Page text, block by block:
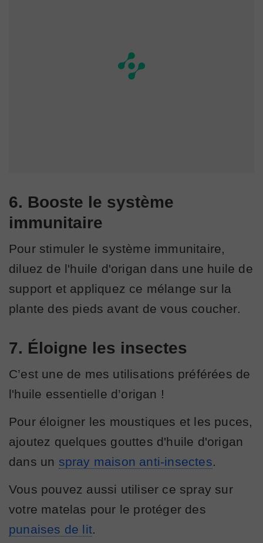
6. Booste le système
immunitaire
Pour stimuler le système immunitaire,
diluez de l'huile d'origan dans une huile de
support et appliquez ce mélange sur la
plante des pieds avant de vous coucher.
7. Éloigne les insectes
C’est une de mes utilisations préférées de
l'huile essentielle d’origan !
Pour éloigner les moustiques et les puces,
ajoutez quelques gouttes d'huile d'origan
dans un spray maison anti-insectes
Vous pouvez aussi utiliser ce spray sur
votre matelas pour le protéger des
punaises de lit